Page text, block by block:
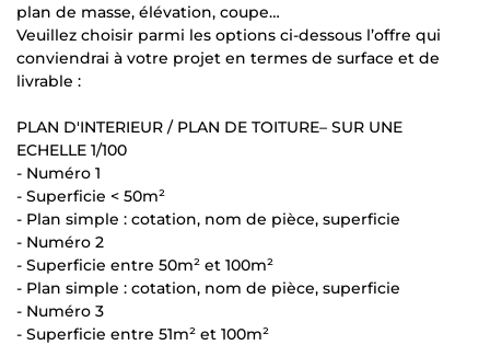
plan de masse, élévation, coupe…
Veuillez choisir parmi les options ci-dessous l’offre qui
conviendrai à votre projet en termes de surface et de
livrable :
PLAN D'INTERIEUR / PLAN DE TOITURE– SUR UNE
ECHELLE 1/100
- Numéro 1
- Superficie < 50m²
- Plan simple : cotation, nom de pièce, superficie
- Numéro 2
- Superficie entre 50m² et 100m²
- Plan simple : cotation, nom de pièce, superficie
- Numéro 3
- Superficie entre 51m² et 100m²